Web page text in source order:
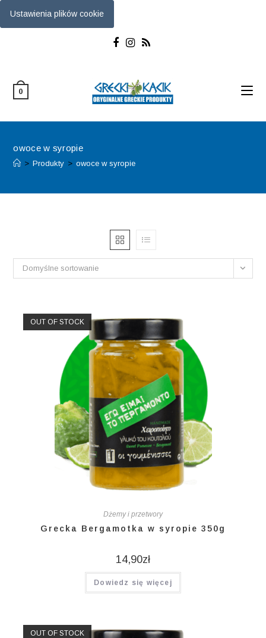
Ustawienia plików cookie
0
owoce w syropie
> Produkty > owoce w syropie
Domyślne sortowanie
OUT OF STOCK
Dżemy i przetwory
Grecka Bergamotka w syropie 350g
14,90zł
Dowiedz się więcej
OUT OF STOCK